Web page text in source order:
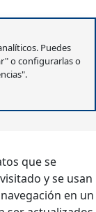
Puedes
o configurarlas o
que se
y se usan
en un